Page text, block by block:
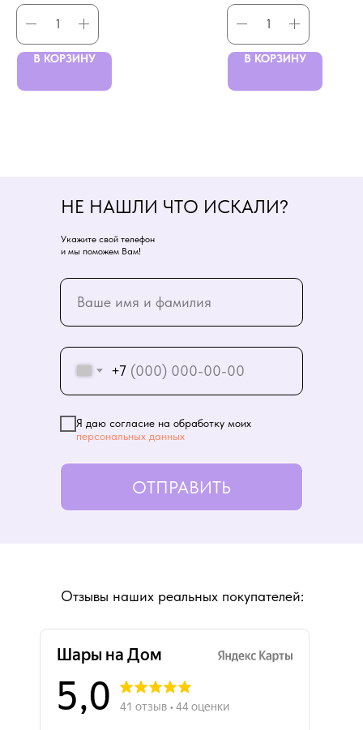
В КОРЗИНУ В КОРЗИНУ
+7
Я даю согласие на обработку моих
персональных данных
ОТПРАВИТЬ
НЕ НАШЛИ ЧТО ИСКАЛИ?
Укажите свой телефон
и мы поможем Вам!
Отзывы наших реальных покупателей: